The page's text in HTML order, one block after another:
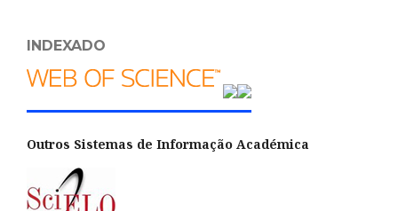
INDEXADO
Outros Sistemas de Informação Académica